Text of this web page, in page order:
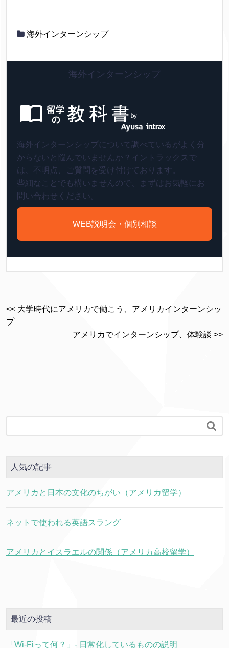
海外インターンシップ
海外インターンシップ
海外インターンシップについて調べているがよく分
からないと悩んでいませんか？イントラックスで
は、不明点、ご質問を受け付けております。
些細なことでも構いませんので、まずはお気軽にお
問い合わせください。
WEB説明会・個別相談
<< 大学時代にアメリカで働こう、アメリカインターンシッ
プ
アメリカでインターンシップ、体験談 >>

人気の記事
アメリカと日本の文化のちがい（アメリカ留学）
ネットで使われる英語スラング
アメリカとイスラエルの関係（アメリカ高校留学）
最近の投稿
「Wi-Fiって何？」- 日常化しているものの説明